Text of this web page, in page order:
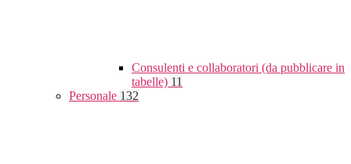
Consulenti e collaboratori (da pubblicare in
tabelle) 11
Personale 132